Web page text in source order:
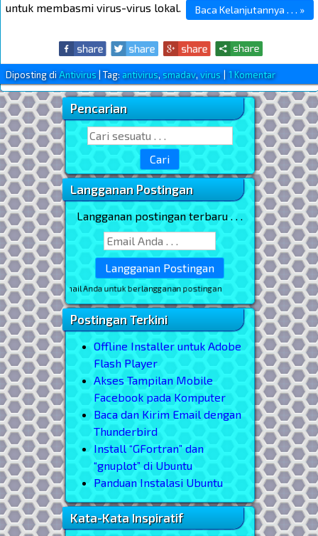
untuk membasmi virus-virus lokal.
Baca Kelanjutannya . . . »
Diposting diAntivirus Tag:antivirus,smadav,virus 1 Komentar
Sidebar Utama
Pencarian
Search for:
Langganan Postingan
Langganan postingan terbaru . . .
* masukkan email Anda untuk berlangganan postingan
Postingan Terkini
Offline Installer untuk Adobe
Flash Player
Akses Tampilan Mobile
Facebook pada Komputer
Baca dan Kirim Email dengan
Thunderbird
Install “GFortran” dan
“gnuplot” di Ubuntu
Panduan Instalasi Ubuntu
Kata-Kata Inspiratif